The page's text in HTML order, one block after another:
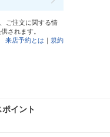
ご注文に関する情
されます。
来店予約とは ｜規約
イント